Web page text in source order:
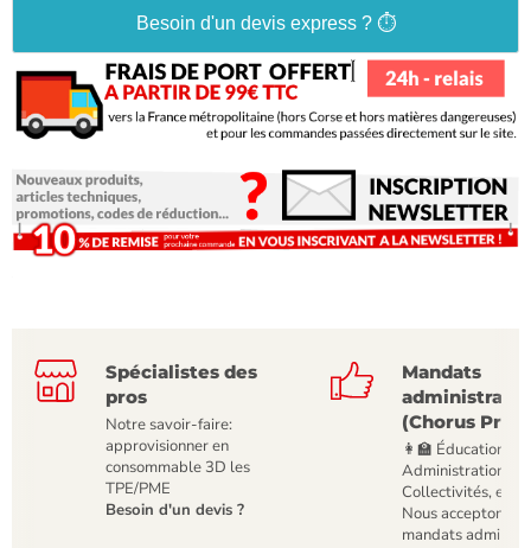
Besoin d'un devis express ? ⏱️
Spécialistes des
pros
Notre savoir-faire:
approvisionner en
consommable 3D les
TPE/PME
Besoin d'un devis ?
Mandats
(Chorus Pro)
👩‍🏫 Éducation,
Administrations,
Collectivités, etc
Nous acceptons
mandats